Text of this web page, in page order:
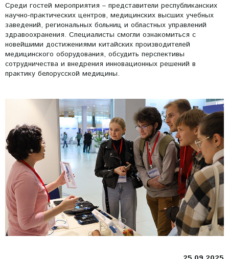
Среди гостей мероприятия – представители республиканских
научно-практических центров, медицинских высших учебных
заведений, региональных больниц и областных управлений
здравоохранения. Специалисты смогли ознакомиться с
новейшими достижениями китайских производителей
медицинского оборудования, обсудить перспективы
сотрудничества и внедрения инновационных решений в
практику белорусской медицины.